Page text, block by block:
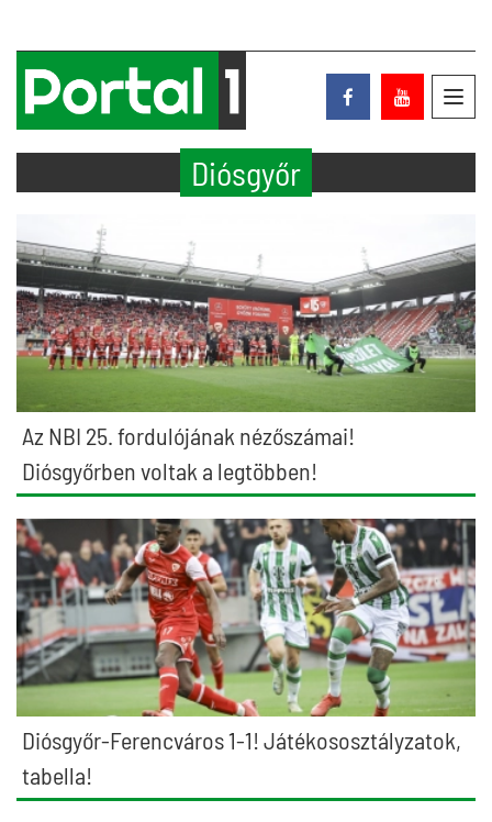
Diósgyőr
Az NBI 25. fordulójának nézőszámai!
Diósgyőrben voltak a legtöbben!
Diósgyőr-Ferencváros 1-1! Játékososztályzatok,
tabella!